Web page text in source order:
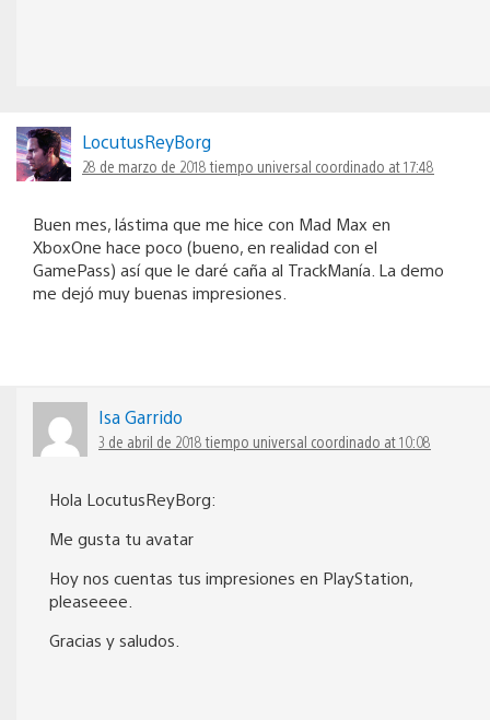
LocutusReyBorg
28 de marzo de 2018 tiempo universal coordinado at 17:48
Buen mes, lástima que me hice con Mad Max en
XboxOne hace poco (bueno, en realidad con el
GamePass) así que le daré caña al TrackManía. La demo
me dejó muy buenas impresiones.
Isa Garrido
3 de abril de 2018 tiempo universal coordinado at 10:08
Hola LocutusReyBorg:
Me gusta tu avatar
Hoy nos cuentas tus impresiones en PlayStation,
pleaseeee.
Gracias y saludos.